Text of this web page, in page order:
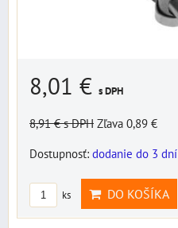
8,01 € s DPH
8,91 €s DPH Zľava 0,89 €
Dostupnosť: dodanie do 3 dní
ks DO KOŠÍKA